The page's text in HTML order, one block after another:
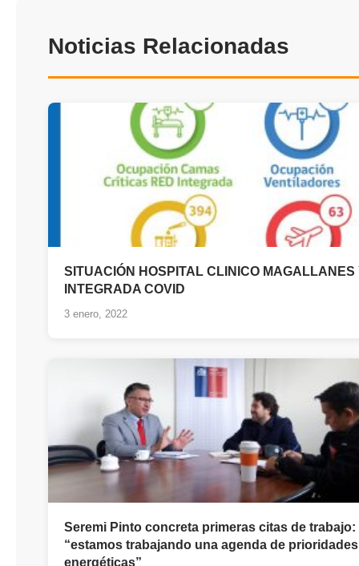
Noticias Relacionadas
SITUACIÓN HOSPITAL CLINICO MAGALLANES
INTEGRADA COVID
3 enero, 2022
Seremi Pinto concreta primeras citas de trabajo:
“estamos trabajando una agenda de prioridades
energéticas”